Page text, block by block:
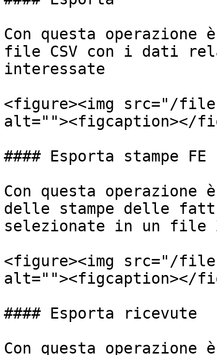
Con questa
file CSV con i dati
interessate
<figure><img src="/files/
alt=""><figcaption></
#### Esporta stampe FE
Con questa
delle stampe delle
selezionate in un file
<figure><img src="/files/
alt=""><figcaption></
#### Esporta ricevute
Con questa